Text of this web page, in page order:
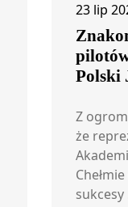
23 lip
Polski
Z
że
sukcesy